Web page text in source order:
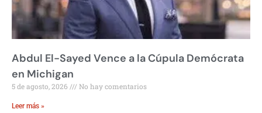
Abdul El-Sayed Vence a la Cúpula Demócrata
en Michigan
5 de agosto, 2026 No hay comentarios
Leer más »